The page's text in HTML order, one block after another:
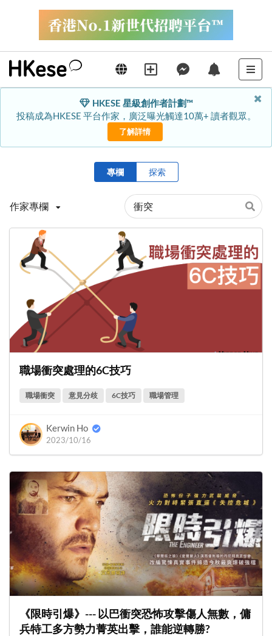
HKESE 星級創作者計劃™
投稿成為HKESE 平台作家，廣泛曝光觸達10萬+ 讀者觀眾。
了解詳情
專欄 探索
作家專欄
職場衝突處理的6C技巧
職場衝突 意見分歧 6C技巧 職場管理
Kerwin Ho
2023/10/16
《限時引爆》--- 以巴衝突恐怖攻擊傷人無數，傭
兵特工多方勢力菁英出擊，誰能逆轉勝?